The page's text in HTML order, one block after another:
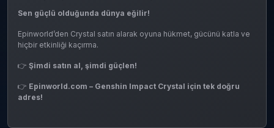
Sen güçlü olduğunda dünya eğilir!
Epinworld’den Crystal satın alarak oyuna hükmet, gücünü katla ve
hiçbir etkinliği kaçırma.
👉 Şimdi satın al, şimdi güçlen!
👉 Epinworld.com – Genshin Impact Crystal için tek doğru
adres!